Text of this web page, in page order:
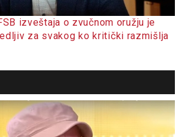
izveštaja o zvučnom oružju je
za svakog ko kritički razmišlja